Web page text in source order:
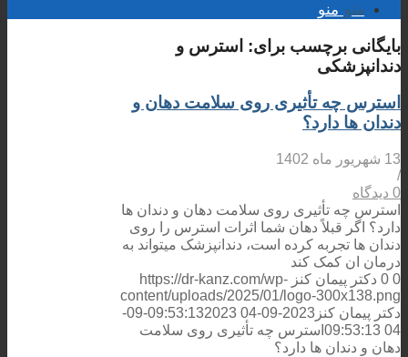
منو منو
بایگانی برچسب برای: استرس و
دندانپزشکی
استرس چه تأثیری روی سلامت دهان و
دندان ها دارد؟
13 شهریور ماه 1402
/
0 دیدگاه
استرس چه تأثیری روی سلامت دهان و دندان ها
دارد؟ اگر قبلاً دهان شما اثرات استرس را روی
دندان ها تجربه کرده است، دندانپزشک میتواند به
درمان ان کمک کند
0
0 دکتر پیمان کنز https://dr-kanz.com/wp-
content/uploads/2025/01/logo-300x138.png
دکتر پیمان کنز 2023-09-04 09:53:13
2023-09-
04 09:53:13
استرس چه تأثیری روی سلامت
دهان و دندان ها دارد؟